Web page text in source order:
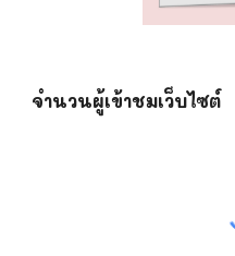
จำนวนผู้เข้าชมเว็บไซต์